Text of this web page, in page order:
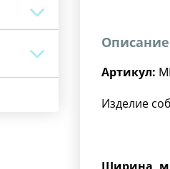
Описание
Артикул:
Изделие